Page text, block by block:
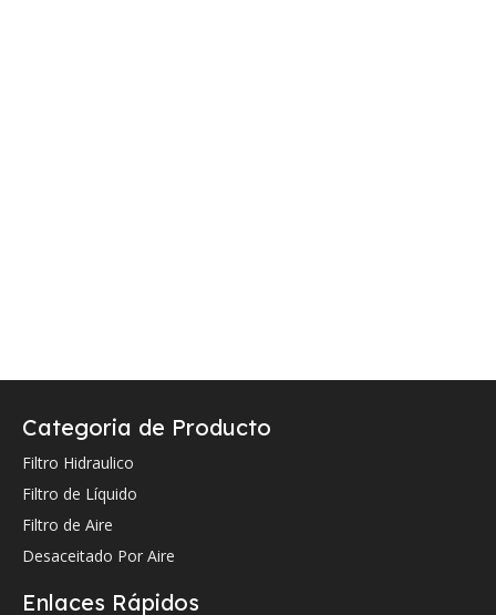
Categoria de Producto
Filtro Hidraulico
Filtro de Líquido
Filtro de Aire
Desaceitado Por Aire
Enlaces Rápidos